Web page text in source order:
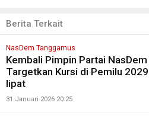
Berita Terkait
NasDem Tanggamus
Kembali Pimpin Partai
Targetkan Kursi di Pemilu
lipat
31 Januari 2026 20:25